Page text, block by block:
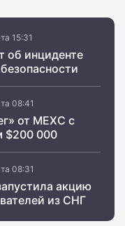
15:31
об инциденте
08:41
от MEXC с
$200 000
08:31
акцию
из СНГ